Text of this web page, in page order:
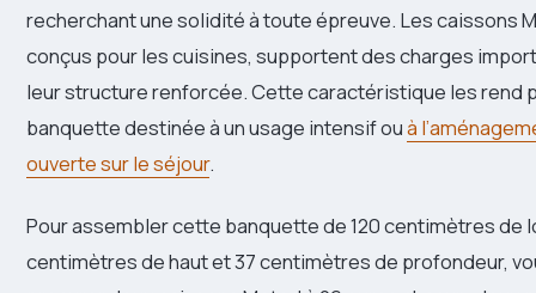
recherchant une solidité à toute épreuve. Les caissons
conçus pour les cuisines, supportent des charges
leur structure renforcée. Cette caractéristique les rend
banquette destinée à un usage intensif ouà
ouverte sur le séjour.
Pour assembler cette banquette de 120 centimètres de
centimètres de haut et 37 centimètres de profondeur,